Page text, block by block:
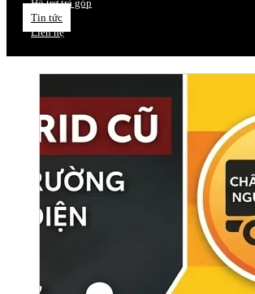
Hỗ trợ trả góp
Tin tức
Liên hệ